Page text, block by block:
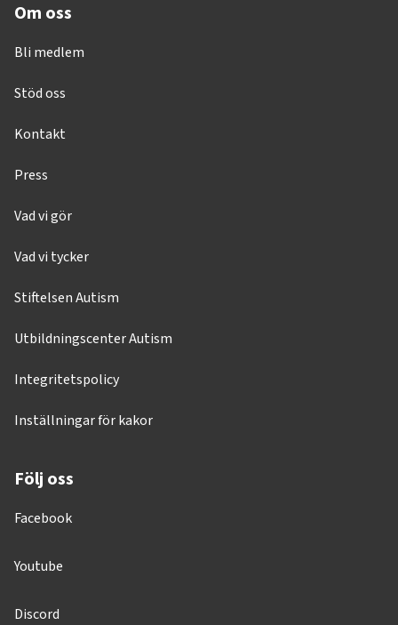
Om oss
Bli medlem
Stöd oss
Kontakt
Press
Vad vi gör
Vad vi tycker
Stiftelsen Autism
Utbildningscenter Autism
Integritetspolicy
Inställningar för kakor
Följ oss
Facebook
Youtube
Discord